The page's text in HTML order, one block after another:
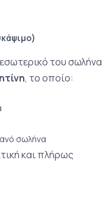
του σωλήνα
, το οποίο:
σωλήνα
και πλήρως